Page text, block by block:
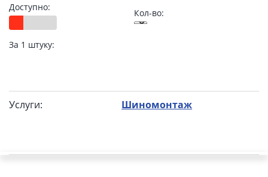
Доступно:
Кол-во:
За 1 штуку:
Услуги: Шиномонтаж